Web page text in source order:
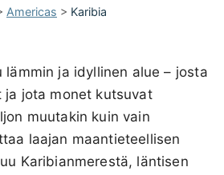
Americas > Karibia
lämmin ja idyllinen alue – josta
ja jota monet kutsuvat
muutakin kuin vain
laajan maantieteellisen
Karibianmerestä, läntisen